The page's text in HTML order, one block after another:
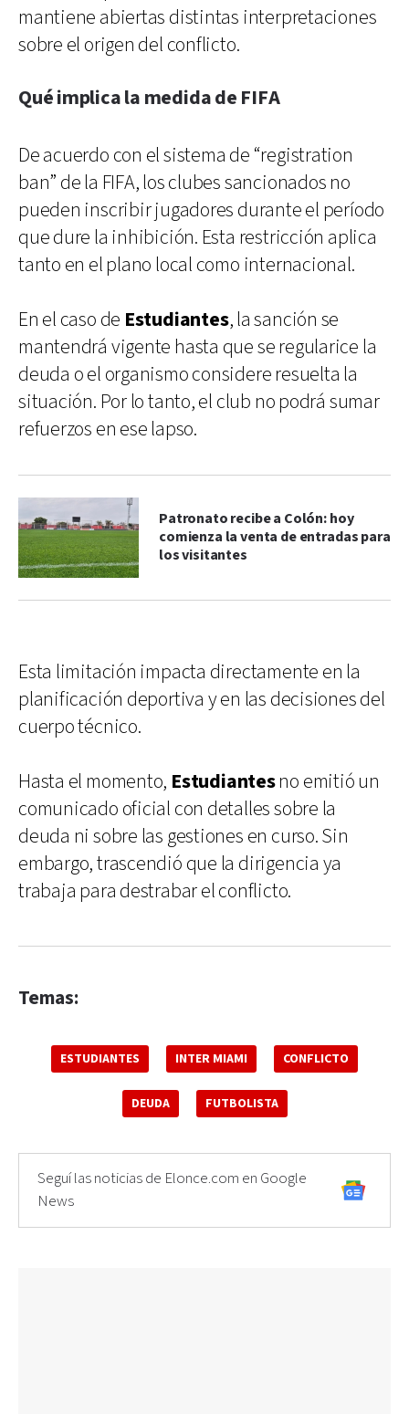
mantiene abiertas distintas interpretaciones
sobre el origen del conflicto.
Qué implica la medida de FIFA
De acuerdo con el sistema de “registration
ban” de la FIFA, los clubes sancionados no
pueden inscribir jugadores durante el período
que dure la inhibición. Esta restricción aplica
tanto en el plano local como internacional.
En el caso de Estudiantes, la sanción se
mantendrá vigente hasta que se regularice la
deuda o el organismo considere resuelta la
situación. Por lo tanto, el club no podrá sumar
refuerzos en ese lapso.
Patronato recibe a Colón: hoy
comienza la venta de entradas para
los visitantes
Esta limitación impacta directamente en la
planificación deportiva y en las decisiones del
cuerpo técnico.
Hasta el momento, Estudiantesno emitió un
comunicado oficial con detalles sobre la
deuda ni sobre las gestiones en curso. Sin
embargo, trascendió que la dirigencia ya
trabaja para destrabar el conflicto.
Temas:
ESTUDIANTES INTER MIAMI CONFLICTO
DEUDA FUTBOLISTA
Seguí las noticias de Elonce.com en Google
News